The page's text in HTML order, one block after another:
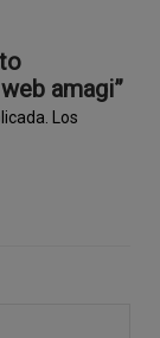
amagi”
Los